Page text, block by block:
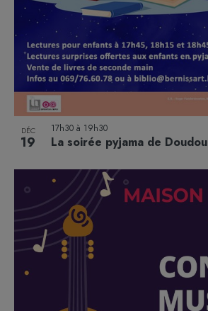
DÉC
19 La soirée pyjama de Doudou
17h30 à 19h30